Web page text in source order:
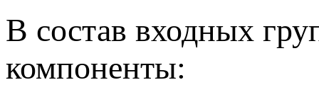
В состав входных
компоненты: